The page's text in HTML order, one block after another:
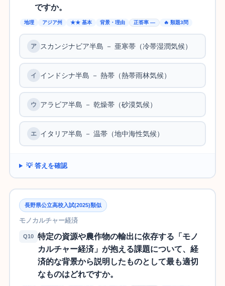
ですか。
地理 アジア州 ★★ 基本 背景・理由 正答率 — 🔥 類題3問
スカンジナビア半島 － 亜寒帯（冷帯湿潤気候）
インドシナ半島 － 熱帯（熱帯雨林気候）
アラビア半島 － 乾燥帯（砂漠気候）
イタリア半島 － 温帯（地中海性気候）
💡 答えを確認
長野県公立高校入試(2025)類似
モノカルチャー経済
Q10
特定の資源や農作物の輸出に依存する「モノ
カルチャー経済」が抱える課題について、経
済的な背景から説明したものとして最も適切
なものはどれですか。